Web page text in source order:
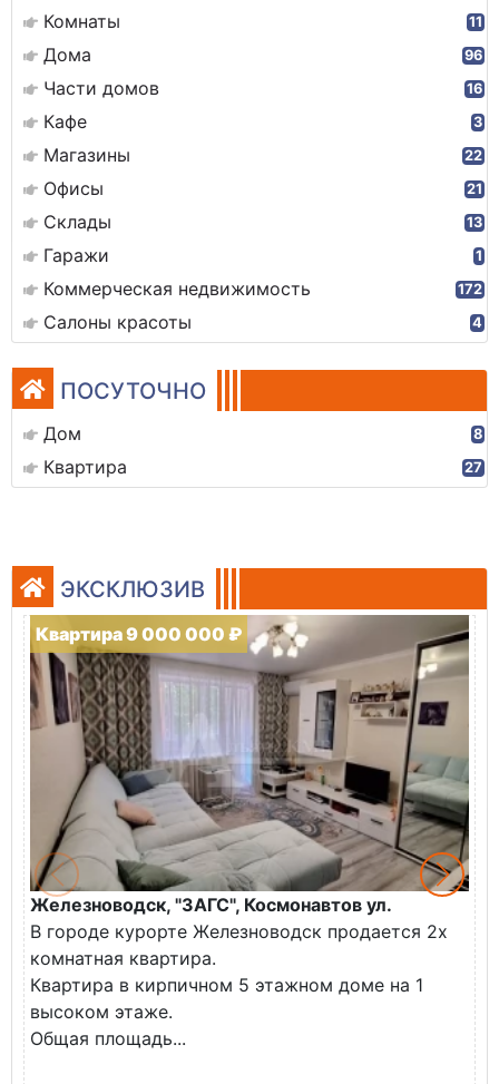
Комнаты 11
Дома 96
Части домов 16
Кафе 3
Магазины 22
Офисы 21
Склады 13
Гаражи 1
Коммерческая недвижимость 172
Салоны красоты 4
ПОСУТОЧНО
Дом 8
Квартира 27
ЭКСКЛЮЗИВ
Квартира 9 000 000 ₽
Железноводск, "ЗАГС", Космонавтов ул.
В городе курорте Железноводск продается 2х
комнатная квартира.
Квартира в кирпичном 5 этажном доме на 1
высоком этаже.
Общая площадь...